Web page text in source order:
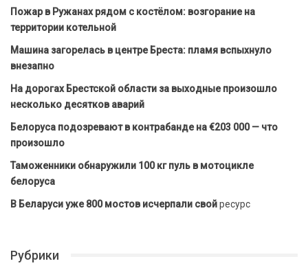
Пожар в Ружанах рядом с костёлом: возгорание на
территории котельной
Машина загорелась в центре Бреста: пламя вспыхнуло
внезапно
На дорогах Брестской области за выходные произошло
несколько десятков аварий
Белоруса подозревают в контрабанде на €203 000 — что
произошло
Таможенники обнаружили 100 кг пуль в мотоцикле
белоруса
В Беларуси уже 800 мостов исчерпали свойресурс
Рубрики